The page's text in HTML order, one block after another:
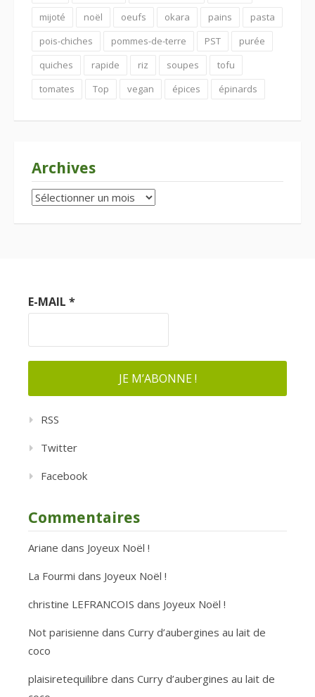
mijoté
noël oeufs okara pains
pasta
pois-chiches
pommes-de-terre PST
purée
quiches
rapide riz soupes
tofu
tomates
Top vegan épices épinards
Archives
Archives
E-MAIL *
RSS
Twitter
Facebook
Commentaires
Ariane dans Joyeux Noël !
La Fourmi dans Joyeux Noël !
christine LEFRANCOIS dans Joyeux Noël !
Not parisienne dans Curry d’aubergines au lait de
coco
plaisiretequilibre dans Curry d’aubergines au lait de